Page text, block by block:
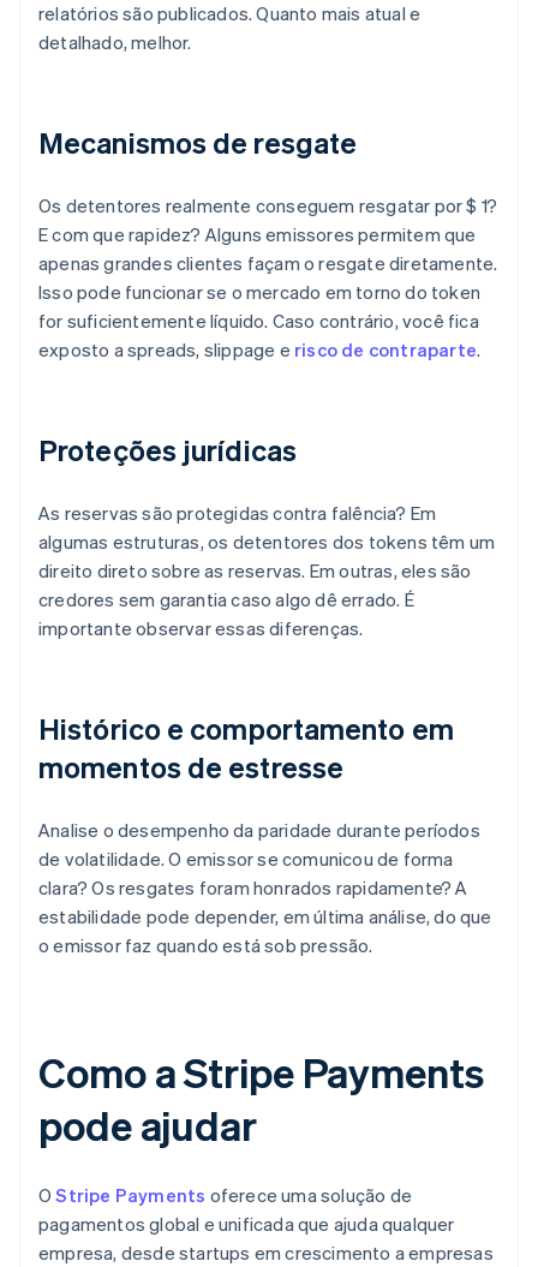
relatórios são publicados. Quanto mais atual e
detalhado, melhor.
Mecanismos de resgate
Os detentores realmente conseguem resgatar por $ 1?
E com que rapidez? Alguns emissores permitem que
apenas grandes clientes façam o resgate diretamente.
Isso pode funcionar se o mercado em torno do token
for suficientemente líquido. Caso contrário, você fica
exposto a spreads, slippage e risco de contraparte.
Proteções jurídicas
As reservas são protegidas contra falência? Em
algumas estruturas, os detentores dos tokens têm um
direito direto sobre as reservas. Em outras, eles são
credores sem garantia caso algo dê errado. É
importante observar essas diferenças.
Histórico e comportamento em
momentos de estresse
Analise o desempenho da paridade durante períodos
de volatilidade. O emissor se comunicou de forma
clara? Os resgates foram honrados rapidamente? A
estabilidade pode depender, em última análise, do que
o emissor faz quando está sob pressão.
Como a Stripe Payments
pode ajudar
OStripe Payments oferece uma solução de
pagamentos global e unificada que ajuda qualquer
empresa, desde startups em crescimento a empresas